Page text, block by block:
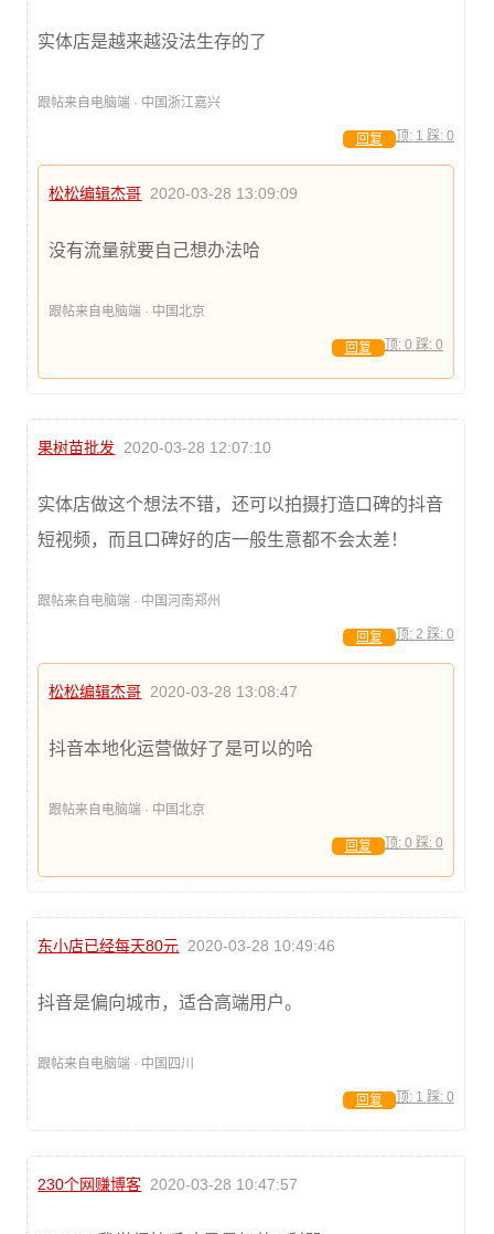
实体店是越来越没法生存的了
跟帖来自电脑端 · 中国浙江嘉兴
顶: 1 踩: 0
回复
松松编辑杰哥 2020-03-28 13:09:09
没有流量就要自己想办法哈
跟帖来自电脑端 · 中国北京
顶: 0 踩: 0
回复
果树苗批发 2020-03-28 12:07:10
实体店做这个想法不错，还可以拍摄打造口碑的抖音
短视频，而且口碑好的店一般生意都不会太差！
跟帖来自电脑端 · 中国河南郑州
顶: 2 踩: 0
回复
松松编辑杰哥 2020-03-28 13:08:47
抖音本地化运营做好了是可以的哈
跟帖来自电脑端 · 中国北京
顶: 0 踩: 0
回复
东小店已经每天80元 2020-03-28 10:49:46
抖音是偏向城市，适合高端用户。
跟帖来自电脑端 · 中国四川
顶: 1 踩: 0
回复
230个网赚博客 2020-03-28 10:47:57